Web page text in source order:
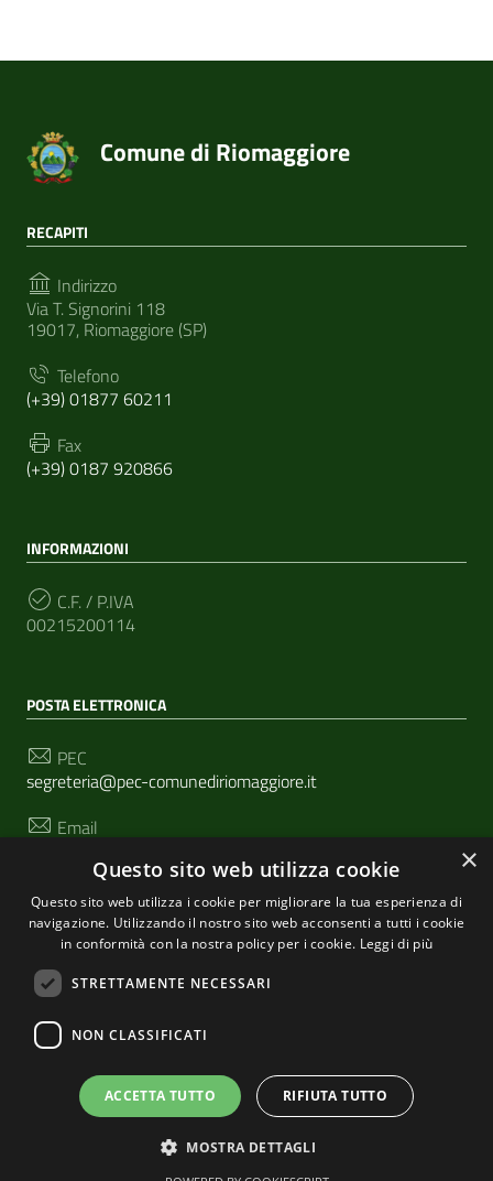
Comune di Riomaggiore
RECAPITI
Indirizzo
Via T. Signorini 118
19017, Riomaggiore (SP)
Telefono
(+39) 01877 60211
Fax
(+39) 0187 920866
INFORMAZIONI
C.F. / P.IVA
00215200114
POSTA ELETTRONICA
PEC
segreteria@pec-comunediriomaggiore.it
Email
SEGUICI SU
Sezione Link Utili
Privacy | Cookie policy | Realizzato con
Tema grafico ItaliaWP2 | Basato sul Prototipo per siti
PA di AgID
×
Questo sito web utilizza cookie
Questo sito web utilizza i cookie per migliorare la tua esperienza di
navigazione. Utilizzando il nostro sito web acconsenti a tutti i cookie
in conformità con la nostra policy per i cookie. Leggi di più
STRETTAMENTE NECESSARI
NON CLASSIFICATI
ACCETTA TUTTO RIFIUTA TUTTO
MOSTRA DETTAGLI